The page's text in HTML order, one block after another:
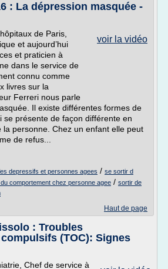
: La dépression masquée -
voir la vidéo
de Paris,
et aujourd’hui
et praticien à
dans le service de
connu comme
livres sur la
Ferreri nous parle
Il existe différentes formes de
se présente de façon différente en
la personne. Chez un enfant elle peut
de refus...
depressifs et personnes agees / se sortir d
comportement chez personne agee / sortir de
Haut de page
: Troubles
(TOC): Signes
Chef de service à